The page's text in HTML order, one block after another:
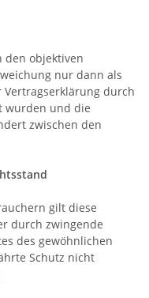
den objektiven
nur dann als
Vertragserklärung durch
wurden und die
zwischen den
gilt diese
durch zwingende
des gewöhnlichen
Schutz nicht